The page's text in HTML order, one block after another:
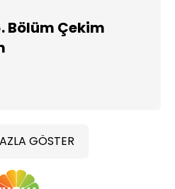
Bölüm Çekim
GÖSTER